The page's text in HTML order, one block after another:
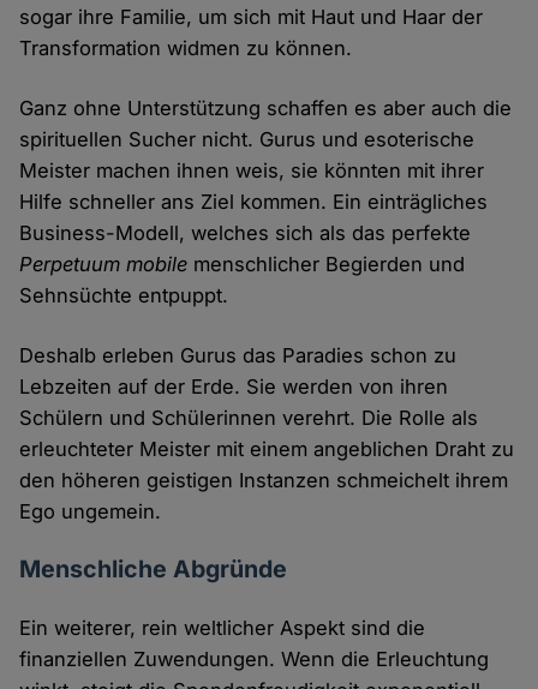
sogar ihre Familie, um sich mit Haut und Haar der
Transformation widmen zu können.
Ganz ohne Unterstützung schaffen es aber auch die
spirituellen Sucher nicht. Gurus und esoterische
Meister machen ihnen weis, sie könnten mit ihrer
Hilfe schneller ans Ziel kommen. Ein einträgliches
Business-Modell, welches sich als das perfekte
Perpetuum mobile menschlicher Begierden und
Sehnsüchte entpuppt.
Deshalb erleben Gurus das Paradies schon zu
Lebzeiten auf der Erde. Sie werden von ihren
Schülern und Schülerinnen verehrt. Die Rolle als
erleuchteter Meister mit einem angeblichen Draht zu
den höheren geistigen Instanzen schmeichelt ihrem
Ego ungemein.
Menschliche Abgründe
Ein weiterer, rein weltlicher Aspekt sind die
finanziellen Zuwendungen. Wenn die Erleuchtung